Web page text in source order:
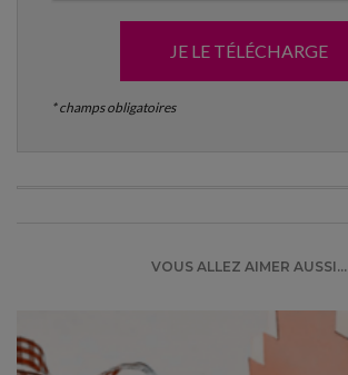
JE LE TÉLÉCHARGE
* champs obligatoires
VOUS ALLEZ AIMER AUSSI...